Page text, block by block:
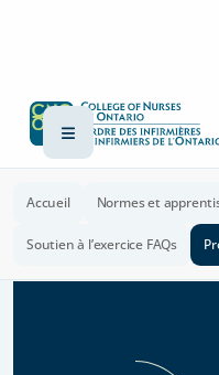
Accueil Normes et
Soutien à l’exercice FAQs